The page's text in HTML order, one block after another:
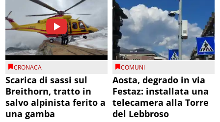
CRONACA
Scarica di sassi sul
Breithorn, tratto in
salvo alpinista ferito a
una gamba
COMUNI
Aosta, degrado in via
Festaz: installata una
telecamera alla Torre
del Lebbroso